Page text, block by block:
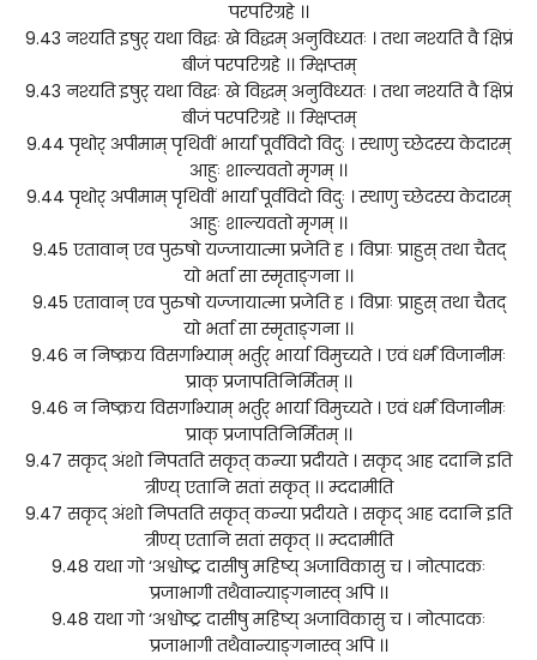
परपरिग्रहे ।।
9.43 नश्यति इषुर् यथा विद्धः खे विद्धम् अनुविध्यतः । तथा नश्यति वै क्षिप्रं
बीजं परपरिग्रहे ।। म्क्षिप्तम्
9.43 नश्यति इषुर् यथा विद्धः खे विद्धम् अनुविध्यतः । तथा नश्यति वै क्षिप्रं
बीजं परपरिग्रहे ।। म्क्षिप्तम्
9.44 पृथोर् अपीमाम् पृथिवीं भार्यां पूर्वविदो विदुः । स्थाणु च्छेदस्य केदारम्
आहुः शाल्यवतो मृगम् ।।
9.44 पृथोर् अपीमाम् पृथिवीं भार्यां पूर्वविदो विदुः । स्थाणु च्छेदस्य केदारम्
आहुः शाल्यवतो मृगम् ।।
9.45 एतावान् एव पुरुषो यज्जायात्मा प्रजेति ह । विप्राः प्राहुस् तथा चैतद्
यो भर्ता सा स्मृताङ्गना ।।
9.45 एतावान् एव पुरुषो यज्जायात्मा प्रजेति ह । विप्राः प्राहुस् तथा चैतद्
यो भर्ता सा स्मृताङ्गना ।।
9.46 न निष्क्रय विसर्गाभ्याम् भर्तुर् भार्या विमुच्यते । एवं धर्मं विजानीमः
प्राक् प्रजापतिनिर्मितम् ।।
9.46 न निष्क्रय विसर्गाभ्याम् भर्तुर् भार्या विमुच्यते । एवं धर्मं विजानीमः
प्राक् प्रजापतिनिर्मितम् ।।
9.47 सकृद् अंशो निपतति सकृत् कन्या प्रदीयते । सकृद् आह ददानि इति
त्रीण्य् एतानि सतां सकृत् ।। म्ददामीति
9.47 सकृद् अंशो निपतति सकृत् कन्या प्रदीयते । सकृद् आह ददानि इति
त्रीण्य् एतानि सतां सकृत् ।। म्ददामीति
9.48 यथा गो ‘अश्वोष्ट्र दासीषु महिष्य् अजाविकासु च । नोत्पादकः
प्रजाभागी तथैवान्याङ्गनास्व् अपि ।।
9.48 यथा गो ‘अश्वोष्ट्र दासीषु महिष्य् अजाविकासु च । नोत्पादकः
प्रजाभागी तथैवान्याङ्गनास्व् अपि ।।